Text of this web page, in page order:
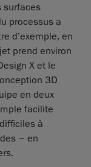
surfaces
processus a
d’exemple, en
prend environ
X et le
3D
en deux
facilite
à
– en